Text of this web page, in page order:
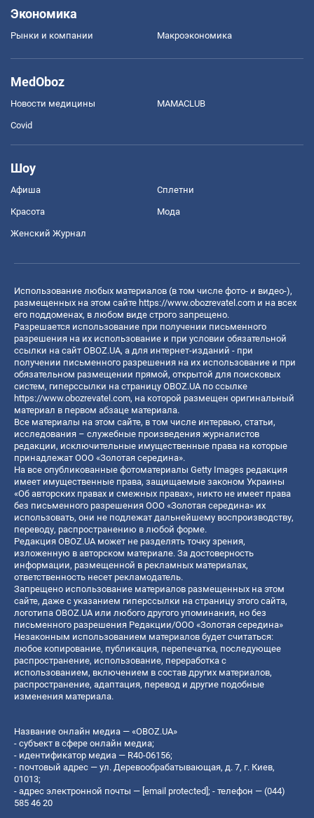
Экономика
Рынки и компании Mакроэкономика
MedOboz
Новости медицины MAMACLUB
Covid
Шоу
Афиша Сплетни
Красота Мода
Женский Журнал
Использование любых материалов (в том числе фото- и видео-),
размещенных на этом сайте https://www.obozrevatel.com и на всех
его поддоменах, в любом виде строго запрещено.
Разрешается использование при получении письменного
разрешения на их использование и при условии обязательной
ссылки на сайт OBOZ.UA, а для интернет-изданий - при
получении письменного разрешения на их использование и при
обязательном размещении прямой, открытой для поисковых
систем, гиперссылки на страницу OBOZ.UA по ссылке
https://www.obozrevatel.com, на которой размещен оригинальный
материал в первом абзаце материала.
Все материалы на этом сайте, в том числе интервью, статьи,
исследования – служебные произведения журналистов
редакции, исключительные имущественные права на которые
принадлежат ООО «Золотая середина».
На все опубликованные фотоматериалы Getty Images редакция
имеет имущественные права, защищаемые законом Украины
«Об авторских правах и смежных правах», никто не имеет права
без письменного разрешения ООО «Золотая середина» их
использовать, они не подлежат дальнейшему воспроизводству,
переводу, распространению в любой форме.
Редакция OBOZ.UA может не разделять точку зрения,
изложенную в авторском материале. За достоверность
информации, размещенной в рекламных материалах,
ответственность несет рекламодатель.
Запрещено использование материалов размещенных на этом
сайте, даже с указанием гиперссылки на страницу этого сайта,
логотипа OBOZ.UA или любого другого упоминания, но без
письменного разрешения Редакции/ООО «Золотая середина»
Незаконным использованием материалов будет считаться:
любое копирование, публикация, перепечатка, последующее
распространение, использование, переработка с
использованием, включением в состав других материалов,
распространение, адаптация, перевод и другие подобные
изменения материала.
Название онлайн медиа — «OBOZ.UA»
- субъект в сфере онлайн медиа;
- идентификатор медиа — R40-06156;
- почтовый адрес — ул. Деревообрабатывающая, д. 7, г. Киев,
01013;
- адрес электронной почты — [email protected]; - телефон — (044)
585 46 20